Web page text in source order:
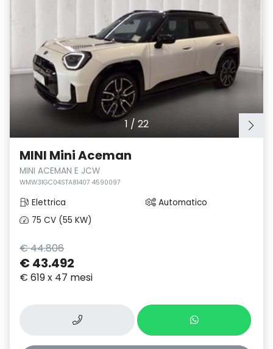
1 / 22
MINI Mini Aceman
MINI ACEMAN E JCW
WMW31GC04STA81407 4590097
Elettrica
Automatico
75 CV (55 KW)
€ 44.806
€ 43.492
€ 619 x 47 mesi